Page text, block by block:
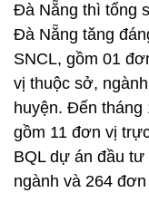
Đà Nẵng thì tổng
Đà Nẵng tăng
SNCL, gồm 01
vị thuộc sở,
huyện. Đến tháng
gồm 11 đơn vị
BQL dự án đầu
ngành và 264